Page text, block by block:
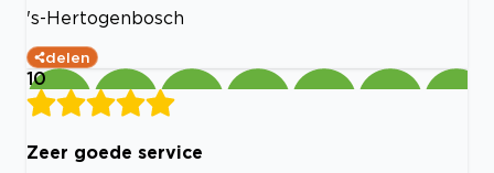
's-Hertogenbosch
delen
10
Zeer goede service